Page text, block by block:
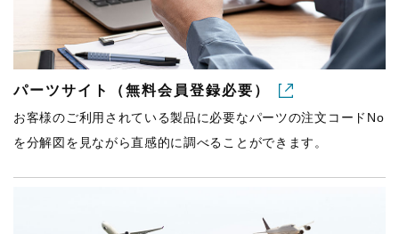
パーツサイト（無料会員登録必要）
お客様のご利用されている製品に必要なパーツの注文コードNo
を分解図を見ながら直感的に調べることができます。